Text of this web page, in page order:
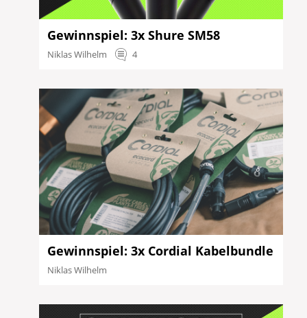
Gewinnspiel: 3x Shure SM58
Niklas Wilhelm 4
Gewinnspiel: 3x Cordial Kabelbundle
Niklas Wilhelm